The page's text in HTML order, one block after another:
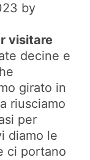
by
visitare
decine e
girato in
riusciamo
per
diamo le
ci portano